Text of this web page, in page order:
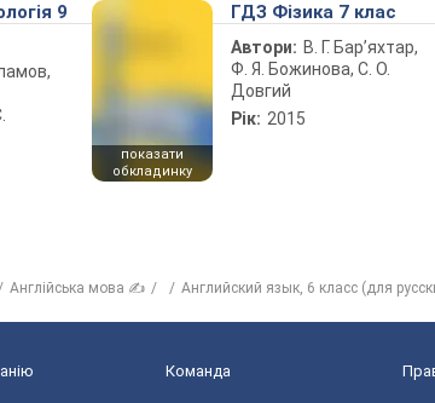
9
показати
обкладинку
ГДЗ Фізика 7 клас
Автори: В. Г. Бар’яхтар,
Ф. Я. Божинова, С. О.
Довгий
Рік: 2015
Англійська мова ✍ Английский язык, 6 класс (для
Команда